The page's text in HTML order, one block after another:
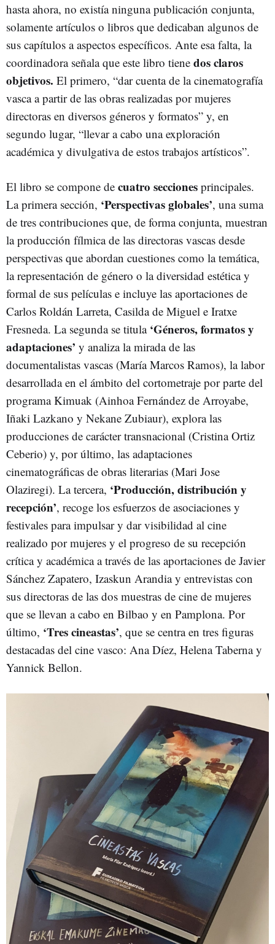
hasta ahora, no existía ninguna publicación conjunta,
solamente artículos o libros que dedicaban algunos de
sus capítulos a aspectos específicos. Ante esa falta, la
coordinadora señala que este libro tiene dos claros
objetivos. El primero, “dar cuenta de la cinematografía
vasca a partir de las obras realizadas por mujeres
directoras en diversos géneros y formatos” y, en
segundo lugar, “llevar a cabo una exploración
académica y divulgativa de estos trabajos artísticos”.
El libro se compone de cuatro secciones principales.
La primera sección, ‘Perspectivas globales’, una suma
de tres contribuciones que, de forma conjunta, muestran
la producción fílmica de las directoras vascas desde
perspectivas que abordan cuestiones como la temática,
la representación de género o la diversidad estética y
formal de sus películas e incluye las aportaciones de
Carlos Roldán Larreta, Casilda de Miguel e Iratxe
Fresneda. La segunda se titula ‘Géneros, formatos y
adaptaciones’ y analiza la mirada de las
documentalistas vascas (María Marcos Ramos), la labor
desarrollada en el ámbito del cortometraje por parte del
programa Kimuak (Ainhoa Fernández de Arroyabe,
Iñaki Lazkano y Nekane Zubiaur), explora las
producciones de carácter transnacional (Cristina Ortiz
Ceberio) y, por último, las adaptaciones
cinematográficas de obras literarias (Mari Jose
Olaziregi). La tercera, ‘Producción, distribución y
recepción’, recoge los esfuerzos de asociaciones y
festivales para impulsar y dar visibilidad al cine
realizado por mujeres y el progreso de su recepción
crítica y académica a través de las aportaciones de Javier
Sánchez Zapatero, Izaskun Arandia y entrevistas con
sus directoras de las dos muestras de cine de mujeres
que se llevan a cabo en Bilbao y en Pamplona. Por
último, ‘Tres cineastas’, que se centra en tres figuras
destacadas del cine vasco: Ana Díez, Helena Taberna y
Yannick Bellon.